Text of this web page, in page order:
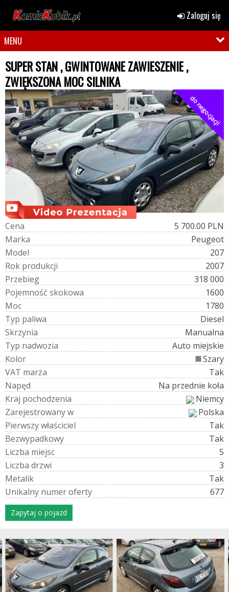
Zaloguj się
MENU
SUPER STAN , GWINTOWANE ZAWIESZENIE ,
ZWIĘKSZONA MOC SILNIKA
do negocjacji
Cena
5 700.00 PLN
Marka
Peugeot
Model
207
Rok produkcji
2007
Przebieg
318 000
Pojemność skokowa
1600
Moc
1780
Typ paliwa
Diesel
Skrzynia
Manualna
Typ nadwozia
Auto miejskie
Kolor
Szary
VAT marża
Tak
Napęd
Na przednie koła
Kraj pochodzenia
Niemcy
Zarejestrowanyw
Polska
Pierwszywłaściciel
Tak
Bezwypadkowy
Tak
Liczba miejsc
5
Liczba drzwi
3
Metalik
Tak
Unikalny numeroferty 677
Zapytaj o pojazd